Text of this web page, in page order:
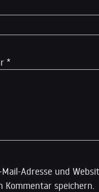
*
Mail-Adresse und
Kommentar speichern.